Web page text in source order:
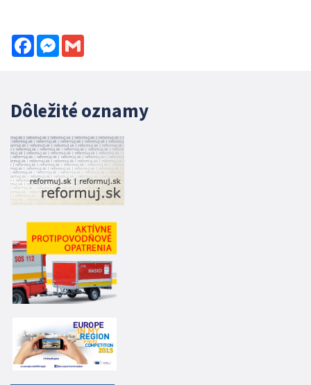
FacebookMessenger
Dôležité oznamy